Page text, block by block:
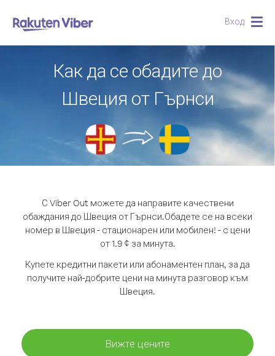
Вход
Как да се обадите до
Швеция от Гърнси
С Viber Out можете да направите качествени
обаждания до Швеция от Гърнси.Обадете се на всеки
номер в Швеция - стационарен или мобилен! - с цени
от 1.9 ¢ за минута.
Купете кредитни пакети или абонаментен план, за да
получите най-добрите цени на минута разговор към
Швеция.
Вижте цените